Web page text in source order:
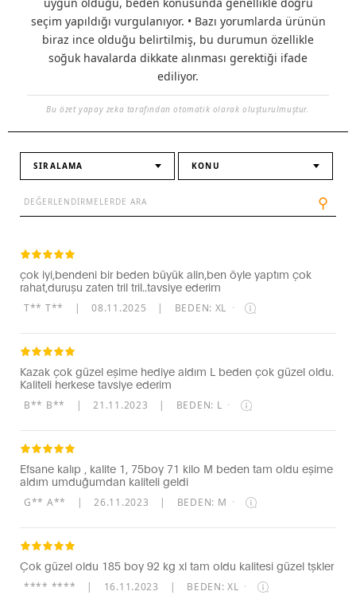
seçim yapıldığı vurgulanıyor. • Bazı yorumlarda ürünün
biraz ince olduğu belirtilmiş, bu durumun özellikle
soğuk havalarda dikkate alınması gerektiği ifade
ediliyor.
Bu özet yapay zeka tarafından otomatik olarak oluşturulmuştur.
SIRALAMA KONU
⚲
çok iyi,bendeni bir beden büyük alin,ben öyle yaptım çok
rahat,duruşu zaten tril tril..tavsiye ederim
T** T** | 08.11.2025 | BEDEN: XL ·
Kazak çok güzel eşime hediye aldım L beden çok güzel oldu.
Kaliteli herkese tavsiye ederim
B** B** | 21.11.2023 | BEDEN: L ·
Efsane kalıp , kalite 1, 75boy 71 kilo M beden tam oldu eşime
aldım umduğumdan kaliteli geldi
G** A** | 26.11.2023 | BEDEN: M ·
Çok güzel oldu 185 boy 92 kg xl tam oldu kalitesi güzel tşkler
**** **** | 16.11.2023 | BEDEN: XL ·